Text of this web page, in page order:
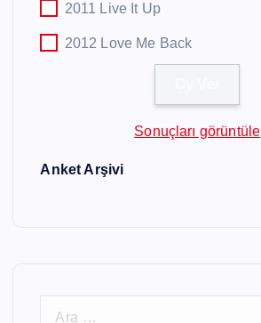
2011 Live It Up
2012 Love Me Back
Sonuçları görüntüle
Anket Arşivi